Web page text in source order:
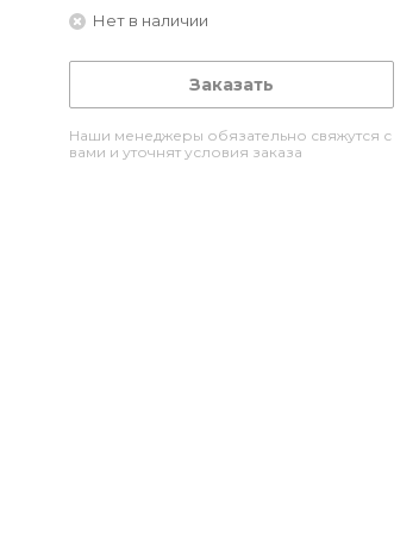
Нет в наличии
Заказать
Наши менеджеры обязательно свяжутся с
вами и уточнят условия заказа